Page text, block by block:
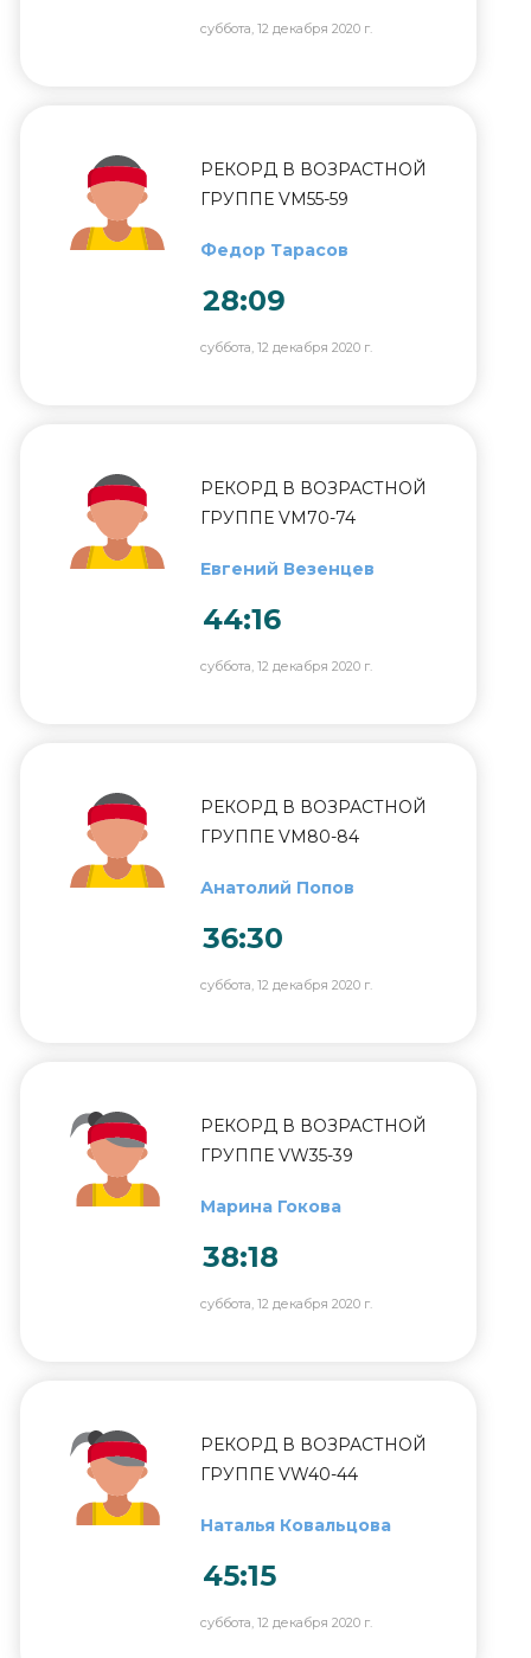
суббота, 12 декабря 2020 г.
РЕКОРД В ВОЗРАСТНОЙ
ГРУППЕ VM55-59
Федор Тарасов
28:09
суббота, 12 декабря 2020 г.
РЕКОРД В ВОЗРАСТНОЙ
ГРУППЕ VM70-74
Евгений Везенцев
44:16
суббота, 12 декабря 2020 г.
РЕКОРД В ВОЗРАСТНОЙ
ГРУППЕ VM80-84
Анатолий Попов
36:30
суббота, 12 декабря 2020 г.
РЕКОРД В ВОЗРАСТНОЙ
ГРУППЕ VW35-39
Марина Гокова
38:18
суббота, 12 декабря 2020 г.
РЕКОРД В ВОЗРАСТНОЙ
ГРУППЕ VW40-44
Наталья Ковальцова
45:15
суббота, 12 декабря 2020 г.